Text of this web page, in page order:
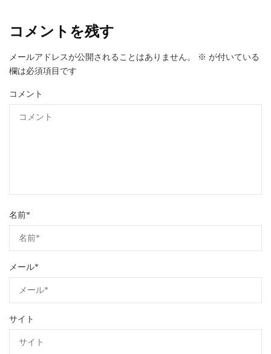
コメントを残す
メールアドレスが公開されることはありません。 ※ が付いている
欄は必須項目です
コメント
名前*
メール*
サイト